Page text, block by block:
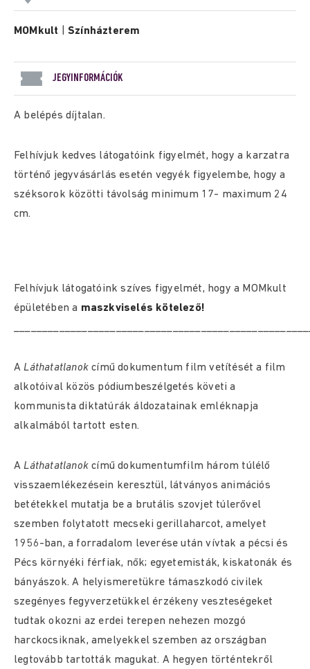
MOMkult |Színházterem
JEGYINFORMÁCIÓK
A belépés díjtalan.
Felhívjuk kedves látogatóink figyelmét, hogy a karzatra
történő jegyvásárlás esetén vegyék figyelembe, hogy a
széksorok közötti távolság minimum 17- maximum 24
cm.
Felhívjuk látogatóink szíves figyelmét, hogy a MOMkult
épületében a maszkviselés kötelező!
ALáthatatlanok című dokumentum film vetítését a film
alkotóival közös pódiumbeszélgetés követi a
kommunista diktatúrák áldozatainak emléknapja
alkalmából tartott esten.
ALáthatatlanok című dokumentumfilm három túlélő
visszaemlékezésein keresztül, látványos animációs
betétekkel mutatja be a brutális szovjet túlerővel
szemben folytatott mecseki gerillaharcot, amelyet
1956-ban, a forradalom leverése után vívtak a pécsi és
Pécs környéki férfiak, nők; egyetemisták, kiskatonák és
bányászok. A helyismeretükre támaszkodó civilek
szegényes fegyverzetükkel érzékeny veszteségeket
tudtak okozni az erdei terepen nehezen mozgó
harckocsiknak, amelyekkel szemben az országban
legtovább tartották magukat. A hegyen történtekről